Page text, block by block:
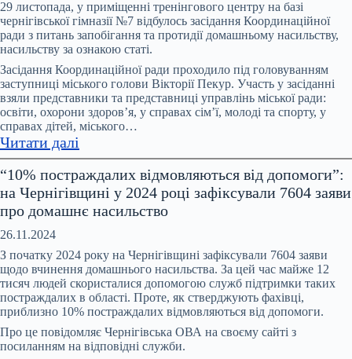
в
підрозділах
поліції
Ніжина
та
Корюіківки
29 листопада, у приміщенні тренінгового центру на базі
чернігівської гімназії №7 відбулось засідання Координаційної
ради з питань запобігання та протидії домашньому насильству,
насильству за ознакою статі.
Засідання Координаційної ради проходило під головуванням
заступниці міського голови Вікторії Пекур. Участь у засіданні
взяли представники та представниці управлінь міської ради:
освіти, охорони здоров’я, у справах сім’ї, молоді та спорту, у
справах дітей, міського…
Читати далі
На
Координаційній
раді
обговорили
запобігання
та
протидії
домашньому
насильству,
насильству
“10% постраждалих відмовляються від допомоги”:
на Чернігівщині у 2024 році зафіксували 7604 заяви
про домашнє насильство
26.11.2024
З початку 2024 року на Чернігівщині зафіксували 7604 заяви
щодо вчинення домашнього насильства. За цей час майже 12
тисяч людей скористалися допомогою служб підтримки таких
постраждалих в області. Проте, як стверджують фахівці,
приблизно 10% постраждалих відмовляються від допомоги.
Про це повідомляє Чернігівська ОВА на своєму сайті з
посиланням на відповідні служби.